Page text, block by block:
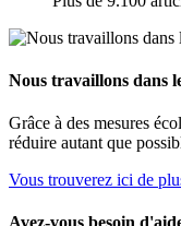
Nous travaillons dans
Grâce à des mesures
réduire autant que
Vous trouverez ici de